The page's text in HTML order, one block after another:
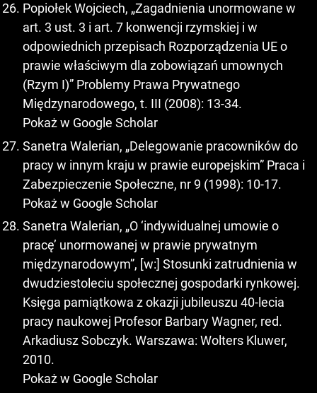
Popiołek Wojciech, „Zagadnienia unormowane w
art. 3 ust. 3 i art. 7 konwencji rzymskiej i w
odpowiednich przepisach Rozporządzenia UE o
prawie właściwym dla zobowiązań umownych
(Rzym I)” Problemy Prawa Prywatnego
Międzynarodowego, t. III (2008): 13-34.
Pokaż w Google Scholar
Sanetra Walerian, „Delegowanie pracowników do
pracy w innym kraju w prawie europejskim” Praca i
Zabezpieczenie Społeczne, nr 9 (1998): 10-17.
Pokaż w Google Scholar
Sanetra Walerian, „O ‘indywidualnej umowie o
pracę’ unormowanej w prawie prywatnym
międzynarodowym”, [w:] Stosunki zatrudnienia w
dwudziestoleciu społecznej gospodarki rynkowej.
Księga pamiątkowa z okazji jubileuszu 40-lecia
pracy naukowej Profesor Barbary Wagner, red.
Arkadiusz Sobczyk. Warszawa: Wolters Kluwer,
2010.
Pokaż w Google Scholar